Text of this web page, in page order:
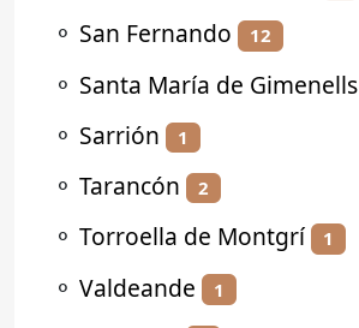
⚬ San Fernando 12
⚬ Santa María de Gimenells
⚬ Sarrión 1
⚬ Tarancón 2
⚬ Torroella de Montgrí 1
⚬ Valdeande 1